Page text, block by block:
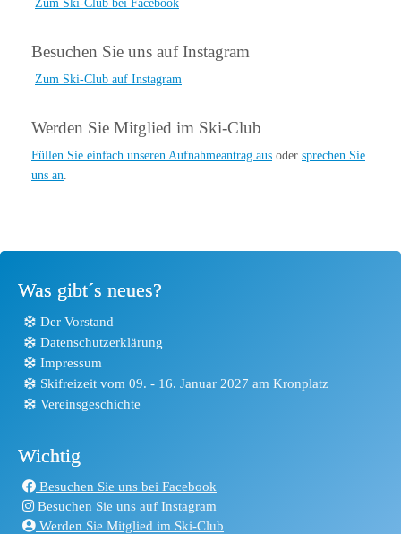
Zum Ski-Club bei Facebook
Besuchen Sie uns auf Instagram
Zum Ski-Club auf Instagram
Werden Sie Mitglied im Ski-Club
Füllen Sie einfach unseren Aufnahmeantrag aus oder sprechen Sie
uns an.
Was gibt´s neues?
Der Vorstand
Datenschutzerklärung
Impressum
Skifreizeit vom 09. - 16. Januar 2027 am Kronplatz
Vereinsgeschichte
Wichtig
Besuchen Sie uns bei Facebook
Besuchen Sie uns auf Instagram
Werden Sie Mitglied im Ski-Club